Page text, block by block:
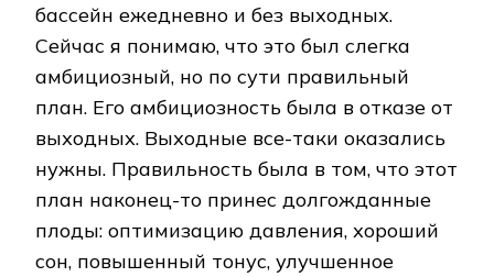
бассейн ежедневно и без выходных.
Сейчас я понимаю, что это был слегка
амбициозный, но по сути правильный
план. Его амбициозность была в отказе от
выходных. Выходные все-таки оказались
нужны. Правильность была в том, что этот
план наконец-то принес долгожданные
плоды: оптимизацию давления, хороший
сон, повышенный тонус, улучшенное